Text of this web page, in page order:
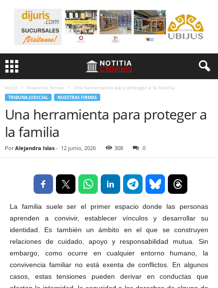
Inicio Nuestras firmas Una herramienta para proteger a la familia
TRIBUNA JUDICIAL NUESTRAS FIRMAS
Una herramienta para proteger a
la familia
Por Alejandra Islas - 12 junio, 2026 308 0
La familia suele ser el primer espacio donde las personas
aprenden a convivir, establecer vínculos y desarrollar su
identidad. Es también un ámbito en el que se construyen
relaciones de cuidado, apoyo y responsabilidad mutua. Sin
embargo, como ocurre en cualquier entorno humano, la
convivencia familiar no está exenta de conflictos. En algunos
casos, estas tensiones pueden derivar en conductas que